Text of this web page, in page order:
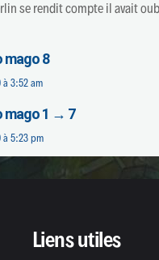
se rendit compte il avait
mago 8
à 3:52 am
mago 1 → 7
à 5:23 pm
Liens utiles